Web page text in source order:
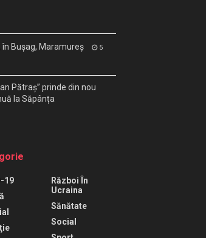
în Bușag, Maramureș
5
Pătraș” prinde din nou
la Săpânța
19
Război În
Ucraina
Sănătate
Social